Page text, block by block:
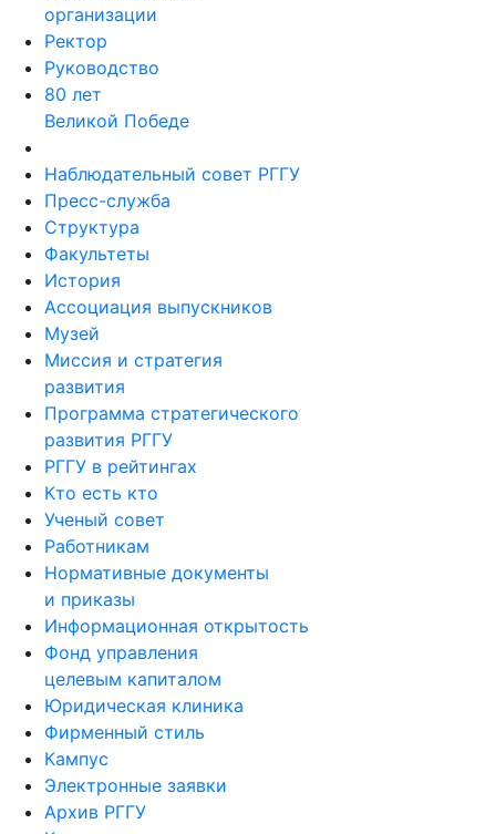
Ректор
Руководство
80 лет
Великой Победе
Пресс-служба
Структура
Факультеты
История
Ассоциация выпускников
Музей
Миссия и стратегия
развития
Программа стратегического
развития РГГУ
РГГУ в рейтингах
Кто есть кто
Ученый совет
Работникам
Нормативные документы
и приказы
Информационная открытость
Фонд управления
целевым капиталом
Юридическая клиника
Фирменный стиль
Кампус
Электронные заявки
Архив РГГУ
Контакты